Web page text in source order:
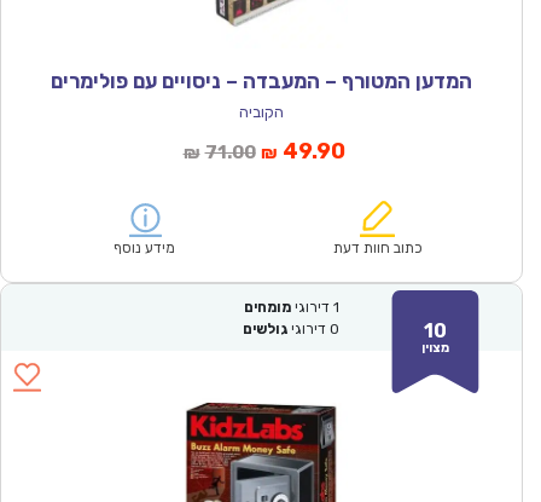
המדען המטורף – המעבדה – ניסויים עם פולימרים
הקוביה
₪ 71.00המחיר
₪71.00.
₪ 49.90המחיר
הוא:
כתוב חוות דעת מידע נוסף
10
מצוין
1 דירוגי מומחים
0 דירוגי גולשים